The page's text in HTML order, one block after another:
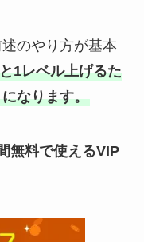
のやり方が基本
1レベル上げるた
なります。
無料で使えるVIP